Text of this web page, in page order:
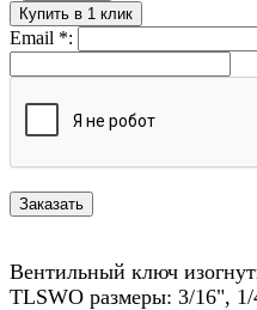
Купить в 1 клик
Email *:
Вентильный ключ
TLSWO размеры: 3/16",